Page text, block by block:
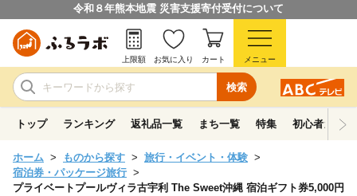
令和８年熊本地震 災害支援寄付受付について
検索
上限額 お気に入り カート メニュー
トップ ランキング 返礼品一覧 まち一覧 特集 初心者ガイド
ホーム ものから探す
旅行・イベント・体験
宿泊券・パッケージ旅行
プライベートプールヴィラ古宇利 The Sweet沖縄 宿泊ギフト券5,000円